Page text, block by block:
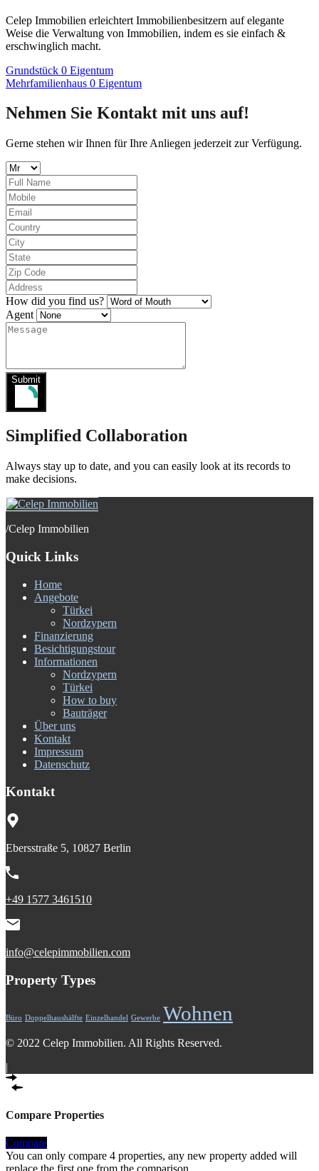
Celep Immobilien erleichtert Immobilienbesitzern auf elegante
Weise die Verwaltung von Immobilien, indem es sie einfach &
erschwinglich macht.
Grundstück 0 Eigentum
Mehrfamilienhaus 0 Eigentum
Nehmen Sie Kontakt mit uns auf!
Gerne stehen wir Ihnen für Ihre Anliegen jederzeit zur Verfügung.
How did you find us?
Agent
Submit
Simplified Collaboration
Always stay up to date, and you can easily look at its records to
make decisions.
/Celep Immobilien
Quick Links
Home
Angebote
Türkei
Nordzypern
Finanzierung
Besichtigungstour
Informationen
Nordzypern
Türkei
How to buy
Bauträger
Über uns
Kontakt
Impressum
Datenschutz
Kontakt
Ebersstraße 5, 10827 Berlin
+49 1577 3461510
info@celepimmobilien.com
Property Types
Büro Doppelhaushälfte Einzelhandel Gewerbe Wohnen
© 2022 Celep Immobilien. All Rights Reserved.
|
Compare Properties
Compare
You can only compare 4 properties, any new property added will
replace the first one from the comparison.